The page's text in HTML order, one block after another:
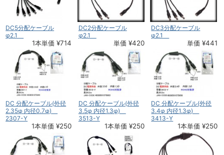
DC5分配ケーブル
φ2.1
1本単価 ¥714
DC2分配ケーブル
φ2.1
単価 ¥420
DC3分配ケーブル
φ2.1
単価 ¥441
DC 分配ケーブル(外径
2.35φ 内径0.7φ)
2307-Y
1本単価 ¥250
DC 分配ケーブル(外径
3.5φ 内径1.3φ)
3513-Y
1本単価 ¥250
DC 分配ケーブル(外径
3.4φ 内径1.3φ)
3413-Y
1本単価 ¥250